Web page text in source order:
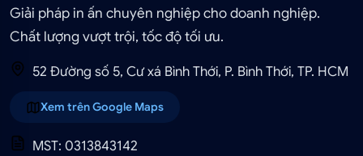
Giải pháp in ấn chuyên nghiệp cho doanh nghiệp.
Chất lượng vượt trội, tốc độ tối ưu.
52 Đường số 5, Cư xá Bình Thới, P. Bình Thới, TP. HCM
Xem trên Google Maps
MST: 0313843142